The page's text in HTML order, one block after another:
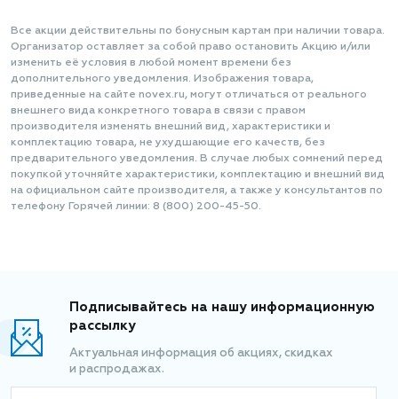
Все акции действительны по бонусным картам при наличии товара.
Организатор оставляет за собой право остановить Акцию и/или
изменить её условия в любой момент времени без
дополнительного уведомления. Изображения товара,
приведенные на сайте novex.ru, могут отличаться от реального
внешнего вида конкретного товара в связи с правом
производителя изменять внешний вид, характеристики и
комплектацию товара, не ухудшающие его качеств, без
предварительного уведомления. В случае любых сомнений перед
покупкой уточняйте характеристики, комплектацию и внешний вид
на официальном сайте производителя, а также у консультантов по
телефону Горячей линии: 8 (800) 200-45-50.
Подписывайтесь на нашу информационную
рассылку
Актуальная информация об акциях, скидках
и распродажах.